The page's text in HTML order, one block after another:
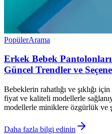
PopülerArama
Erkek Bebek
Güncel Trendler ve
Bebeklerin rahatlığı ve şıklığı
fiyat ve kaliteli modellerle
modellerle miniklere özgürlük ve
Daha fazla bilgi edinin